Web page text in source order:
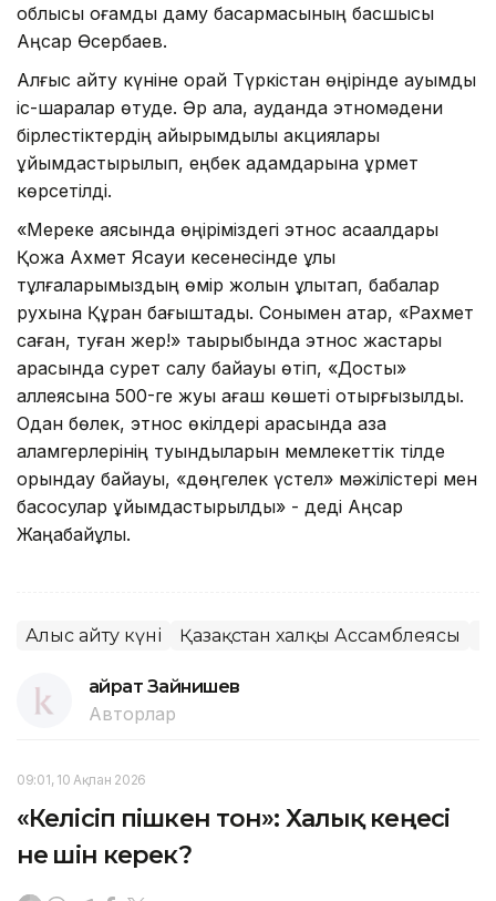
облысы қоғамдық даму басқармасының басшысы
Аңсар Өсербаев.
Алғыс айту күніне орай Түркістан өңірінде ауқымды
іс-шаралар өтуде. Әр қала, ауданда этномәдени
бірлестіктердің қайырымдылық акциялары
ұйымдастырылып, еңбек адамдарына құрмет
көрсетілді.
«Мереке аясында өңіріміздегі этнос ақсақалдары
Қожа Ахмет Ясауи кесенесінде ұлы
тұлғаларымыздың өмір жолын ұлықтап, бабалар
рухына Құран бағыштады. Сонымен қатар, «Рахмет
саған, туған жер!» тақырыбында этнос жастары
арасында сурет салу байқауы өтіп, «Достық»
аллеясына 500-ге жуық ағаш көшеті отырғызылды.
Одан бөлек, этнос өкілдері арасында қазақ
қаламгерлерінің туындыларын мемлекеттік тілде
орындау байқауы, «дөңгелек үстел» мәжілістері мен
басқосулар ұйымдастырылды» - деді Аңсар
Жаңабайұлы.
Алғыс айту күні Қазақстан халқы Ассамблеясы
Қайрат Зайнишев
Авторлар
09:01, 10 Ақпан 2026
«Келісіп пішкен тон»: Халық кеңесі
не үшін керек?